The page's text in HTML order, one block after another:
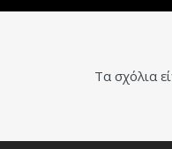
Τα σχόλια